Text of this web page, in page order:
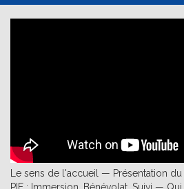
Le sens de l'accueil — Présentation